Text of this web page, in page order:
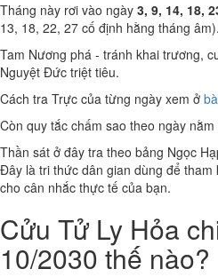
Tháng này rơi vào ngày 3, 9, 14, 18,
13, 18, 22, 27 cố định hằng tháng âm).
Tam Nương phá - tránh khai trương,
Nguyệt Đức triệt tiêu.
Cách tra Trực của từng ngày xem ở
Còn quy tắc chấm sao theo ngày nằm
Thần sát ở đây tra theo bảng Ngọc
Đây là tri thức dân gian dùng để tham
cho cân nhắc thực tế của bạn.
Cửu Tử Ly Hỏa
10/2030 thế nào?